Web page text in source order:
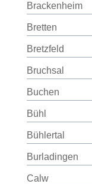
Brackenheim
Bretten
Bretzfeld
Bruchsal
Buchen
Bühl
Bühlertal
Burladingen
Calw